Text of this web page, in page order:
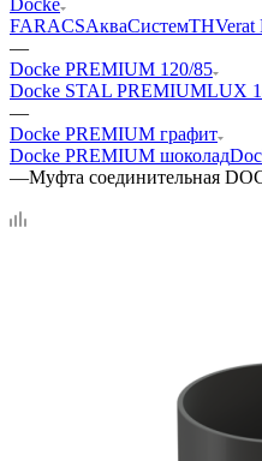
FARACSАкваСистемТН
—
Docke PREMIUM 120/85
Docke STAL PREMIUMLUX
—
Docke PREMIUM графит
Docke PREMIUM шоколад
—Муфта соединительная